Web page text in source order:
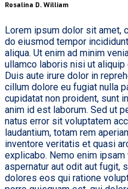
Rosalina D. William
Lorem ipsum dolor sit amet,
do eiusmod tempor
aliqua. Ut enim ad minim
ullamco laboris nisi ut
Duis aute irure dolor in
cillum dolore eu fugiat nulla
cupidatat non proident, sunt
anim id est laborum. Sed ut
natus error sit voluptatem
laudantium, totam rem
inventore veritatis et quasi
explicabo. Nemo enim
aspernatur aut odit aut fugit,
dolores eos qui ratione